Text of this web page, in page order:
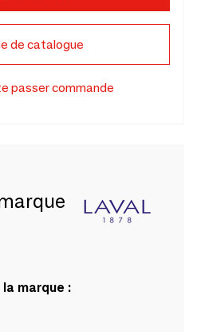
de catalogue
passer commande
marque :